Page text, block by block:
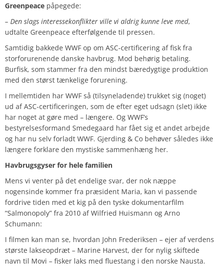
Greenpeace påpegede:
– Den slags interessekonflikter ville vi aldrig kunne leve med,
udtalte Greenpeace efterfølgende til pressen.
Samtidig bakkede WWF op om ASC-certificering af fisk fra
storforurenende danske havbrug. Mod behørig betaling.
Burfisk, som stammer fra den mindst bæredygtige produktion
med den størst tænkelige forurening.
I mellemtiden har WWF så (tilsyneladende) trukket sig (noget)
ud af ASC-certificeringen, som de efter eget udsagn (slet) ikke
har noget at gøre med – længere. Og WWF’s
bestyrelsesformand Smedegaard har fået sig et andet arbejde
og har nu selv forladt WWF. Gjerding & Co behøver således ikke
længere forklare den mystiske sammenhæng her.
Havbrugsgyser for hele familien
Mens vi venter på det endelige svar, der nok næppe
nogensinde kommer fra præsident Maria, kan vi passende
fordrive tiden med et kig på den tyske dokumentarfilm
“Salmonopoly” fra 2010 af Wilfried Huismann og Arno
Schumann:
I filmen kan man se, hvordan John Frederiksen – ejer af verdens
største lakseopdræt – Marine Harvest, der for nylig skiftede
navn til Movi – fisker laks med fluestang i den norske Nausta.